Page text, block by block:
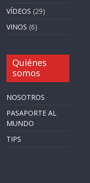
VÍDEOS (29)
VINOS (6)
Quiénes
somos
NOSOTROS
PASAPORTE AL
MUNDO
TIPS